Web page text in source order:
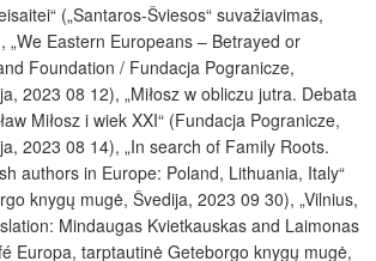
(„Santaros-Šviesos“ suvažiavimas,
„We Eastern Europeans – Betrayed or
Foundation / Fundacja Pogranicze,
2023 08 12), „Miłosz w obliczu jutra. Debata
Miłosz i wiek XXI“ (Fundacja Pogranicze,
2023 08 14), „In search of Family Roots.
authors in Europe: Poland, Lithuania, Italy“
knygų mugė, Švedija, 2023 09 30), „Vilnius,
Mindaugas Kvietkauskas and Laimonas
Europa, tarptautinė Geteborgo knygų mugė,